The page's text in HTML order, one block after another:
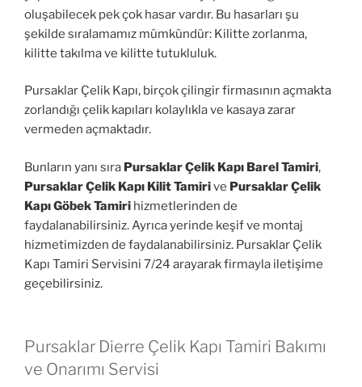
oluşabilecek pek çok hasar vardır. Bu hasarları şu
şekilde sıralamamız mümkündür: Kilitte zorlanma,
kilitte takılma ve kilitte tutukluluk.
Pursaklar Çelik Kapı, birçok çilingir firmasının açmakta
zorlandığı çelik kapıları kolaylıkla ve kasaya zarar
vermeden açmaktadır.
Bunların yanı sıra Pursaklar Çelik Kapı Barel Tamiri,
Pursaklar Çelik Kapı Kilit Tamirive Pursaklar Çelik
Kapı Göbek Tamiri hizmetlerinden de
faydalanabilirsiniz. Ayrıca yerinde keşif ve montaj
hizmetimizden de faydalanabilirsiniz. Pursaklar Çelik
Kapı Tamiri Servisini 7/24 arayarak firmayla iletişime
geçebilirsiniz.
Pursaklar Dierre Çelik Kapı Tamiri Bakımı
ve Onarımı Servisi